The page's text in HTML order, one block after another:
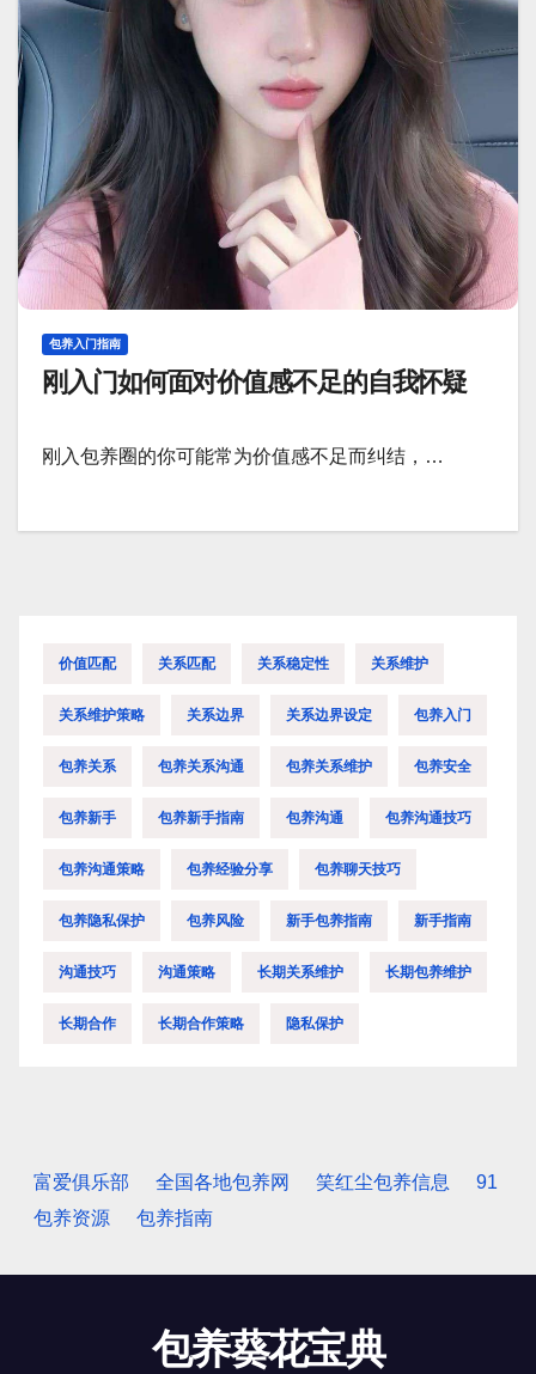
包养入门指南
刚入门如何面对价值感不足的自我怀疑
刚入包养圈的你可能常为价值感不足而纠结，…
价值匹配 关系匹配 关系稳定性 关系维护
关系维护策略 关系边界 关系边界设定 包养入门
包养关系 包养关系沟通 包养关系维护 包养安全
包养新手 包养新手指南 包养沟通 包养沟通技巧
包养沟通策略 包养经验分享 包养聊天技巧
包养隐私保护 包养风险 新手包养指南 新手指南
沟通技巧 沟通策略 长期关系维护 长期包养维护
长期合作 长期合作策略 隐私保护
富爱俱乐部 全国各地包养网 笑红尘包养信息
91
包养资源
包养指南
包养葵花宝典